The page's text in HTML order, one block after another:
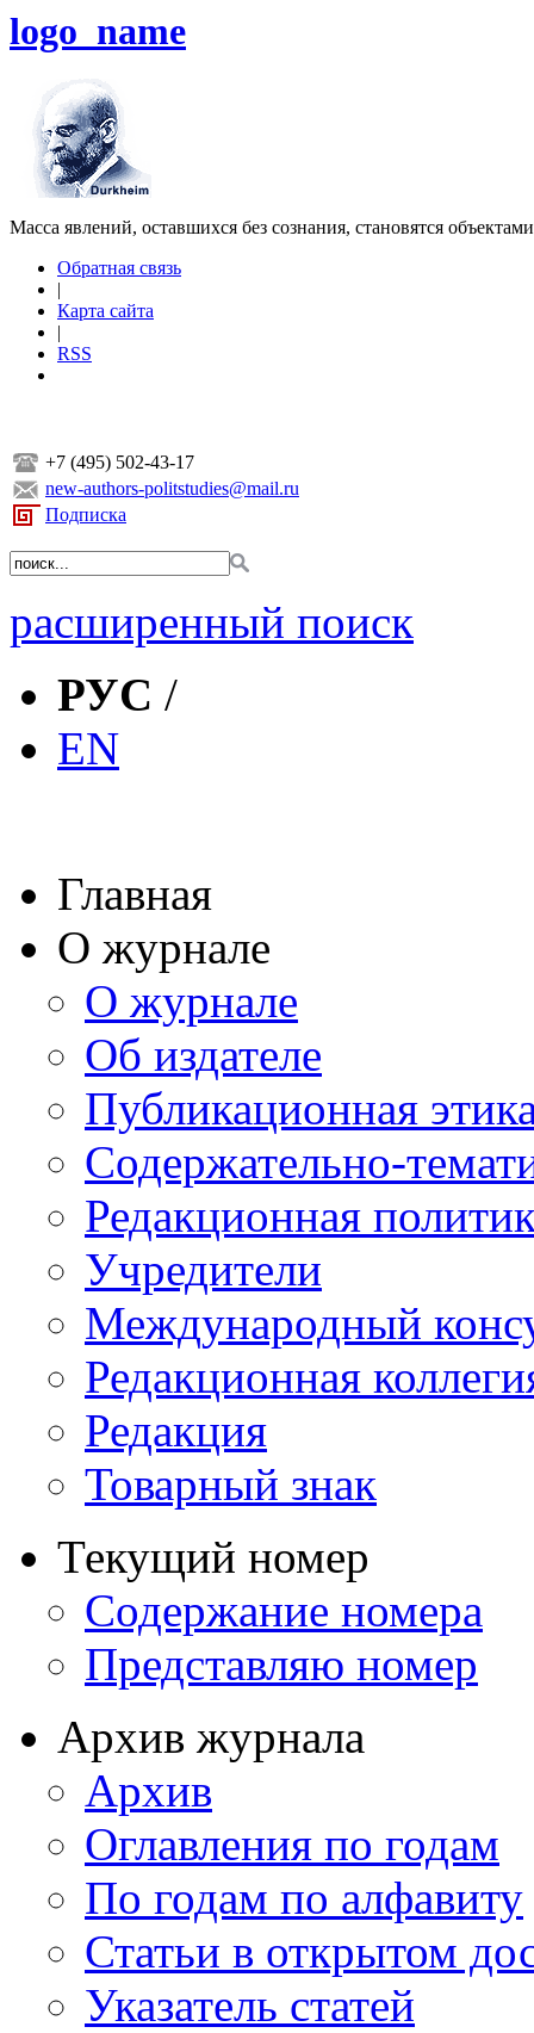
logo_name
Масса явлений, оставшихся без сознания, становятся
Обратная связь
|
Карта сайта
|
RSS
+7 (495) 502-43-17
new-authors-politstudies@mail.ru
Подписка
расширенный поиск
РУС /
EN
Главная
О журнале
О журнале
Об издателе
Публикационная
Содержательно-
Редакционная
Учредители
Международный
Редакционная
Редакция
Товарный знак
Текущий номер
Содержание номера
Представляю номер
Архив журнала
Архив
Оглавления по годам
По годам по алфавиту
Статьи в открытом
Указатель статей